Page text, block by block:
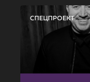
СПЕЦПРОЕКТ